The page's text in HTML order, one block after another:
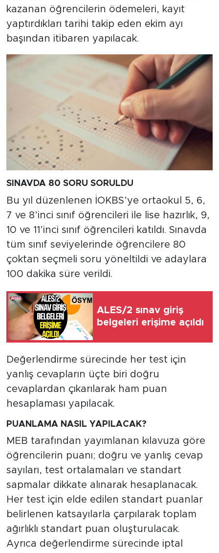
kazanan öğrencilerin ödemeleri, kayıt
yaptırdıkları tarihi takip eden ekim ayı
başından itibaren yapılacak.
SINAVDA 80 SORU SORULDU
Bu yıl düzenlenen İOKBS’ye ortaokul 5, 6,
7 ve 8’inci sınıf öğrencileri ile lise hazırlık, 9,
10 ve 11’inci sınıf öğrencileri katıldı. Sınavda
tüm sınıf seviyelerinde öğrencilere 80
çoktan seçmeli soru yöneltildi ve adaylara
100 dakika süre verildi.
ALES/2 sınav giriş
belgeleri erişime açıldı
Değerlendirme sürecinde her test için
yanlış cevapların üçte biri doğru
cevaplardan çıkarılarak ham puan
hesaplaması yapılacak.
PUANLAMA NASIL YAPILACAK?
MEB tarafından yayımlanan kılavuza göre
öğrencilerin puanı; doğru ve yanlış cevap
sayıları, test ortalamaları ve standart
sapmalar dikkate alınarak hesaplanacak.
Her test için elde edilen standart puanlar
belirlenen katsayılarla çarpılarak toplam
ağırlıklı standart puan oluşturulacak.
Ayrıca değerlendirme sürecinde iptal